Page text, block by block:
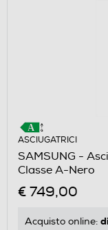
ASCIUGATRICI
SAMSUNG -
Classe A-Nero
€ 749,00
Acquisto online: